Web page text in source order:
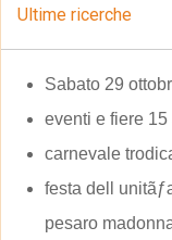
Ultime ricerche
Sabato 29
eventi e fiere 15
carnevale
festa dell
pesaro